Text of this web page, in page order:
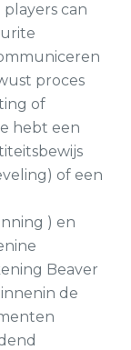
players can
proces
of
hebt een
of een
) en
Beaver
de